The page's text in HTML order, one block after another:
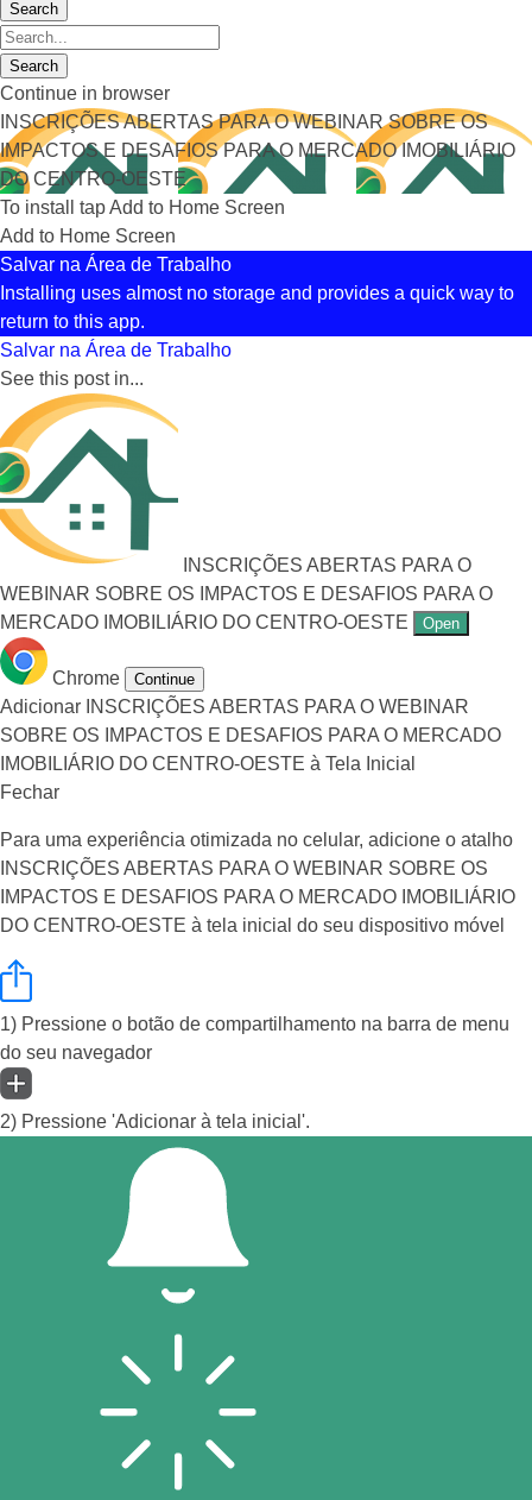
Continue in browser
INSCRIÇÕES ABERTAS PARA O WEBINAR SOBRE OS
IMPACTOS E DESAFIOS PARA O MERCADO IMOBILIÁRIO
DO CENTRO-OESTE
To install tap Add to Home Screen
Add to Home Screen
Salvar na Área de Trabalho
Installing uses almost no storage and provides a quick way to
return to this app.
Salvar na Área de Trabalho
See this post in...
INSCRIÇÕES ABERTAS PARA O
WEBINAR SOBRE OS IMPACTOS E DESAFIOS PARA O
MERCADO IMOBILIÁRIO DO CENTRO-OESTE
Open
Chrome Continue
Adicionar INSCRIÇÕES ABERTAS PARA O WEBINAR
SOBRE OS IMPACTOS E DESAFIOS PARA O MERCADO
IMOBILIÁRIO DO CENTRO-OESTE à Tela Inicial
Fechar
Para uma experiência otimizada no celular, adicione o atalho
INSCRIÇÕES ABERTAS PARA O WEBINAR SOBRE OS
IMPACTOS E DESAFIOS PARA O MERCADO IMOBILIÁRIO
DO CENTRO-OESTE à tela inicial do seu dispositivo móvel
1) Pressione o botão de compartilhamento na barra de menu
do seu navegador
2) Pressione 'Adicionar à tela inicial'.